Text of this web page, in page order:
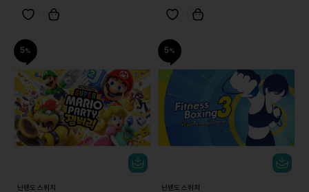
5
닌텐도 스위치
5
닌텐도 스위치